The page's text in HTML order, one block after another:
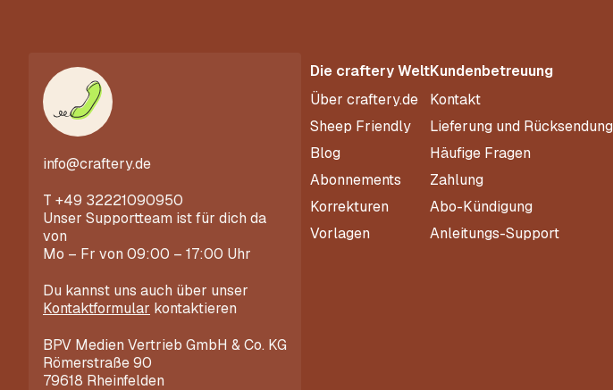
info@craftery.de
T +49 32221090950
Unser Supportteam ist für dich da
von
Mo – Fr von 09:00 – 17:00 Uhr
Du kannst uns auch über unser
Kontaktformular kontaktieren
BPV Medien Vertrieb GmbH & Co. KG
Römerstraße 90
79618 Rheinfelden
Die craftery Welt
Über craftery.de
Sheep Friendly
Blog
Abonnements
Korrekturen
Vorlagen
Kundenbetreuung
Kontakt
Lieferung und Rücksendung
Häufige Fragen
Zahlung
Abo-Kündigung
Anleitungs-Support